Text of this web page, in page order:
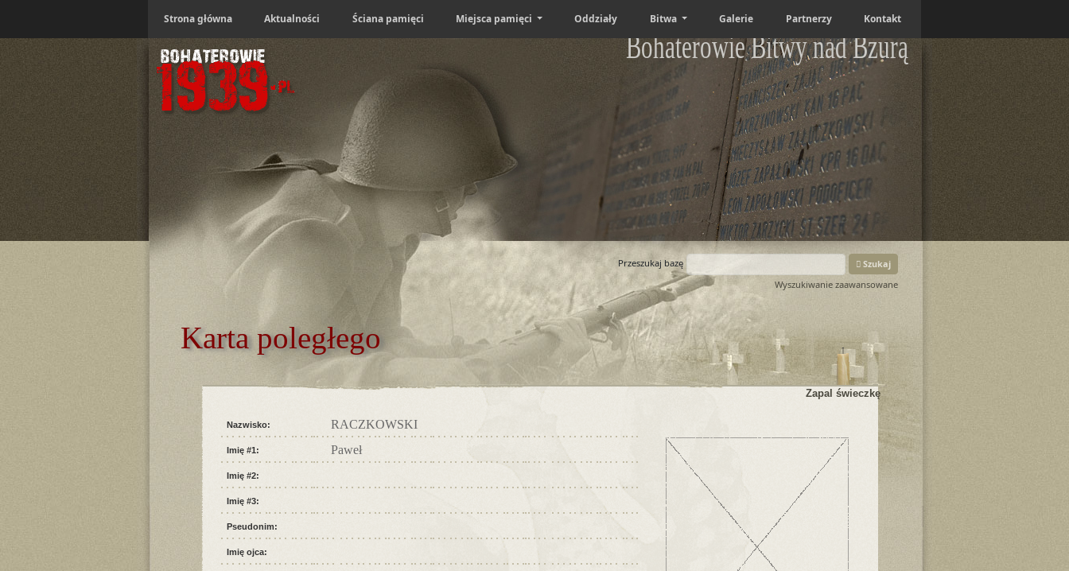
Strona główna Aktualności Ściana pamięci Miejsca pamięci Oddziały Bitwa Galerie Partnerzy Kontakt
Bohaterowie Bitwy nad Bzurą
Przeszukaj bazę
Szukaj
Wyszukiwanie zaawansowane
Karta poległego
Zapal świeczkę
Nazwisko: RACZKOWSKI
Imię #1: Paweł
Imię #2:
Imię #3:
Pseudonim:
Imię ojca: